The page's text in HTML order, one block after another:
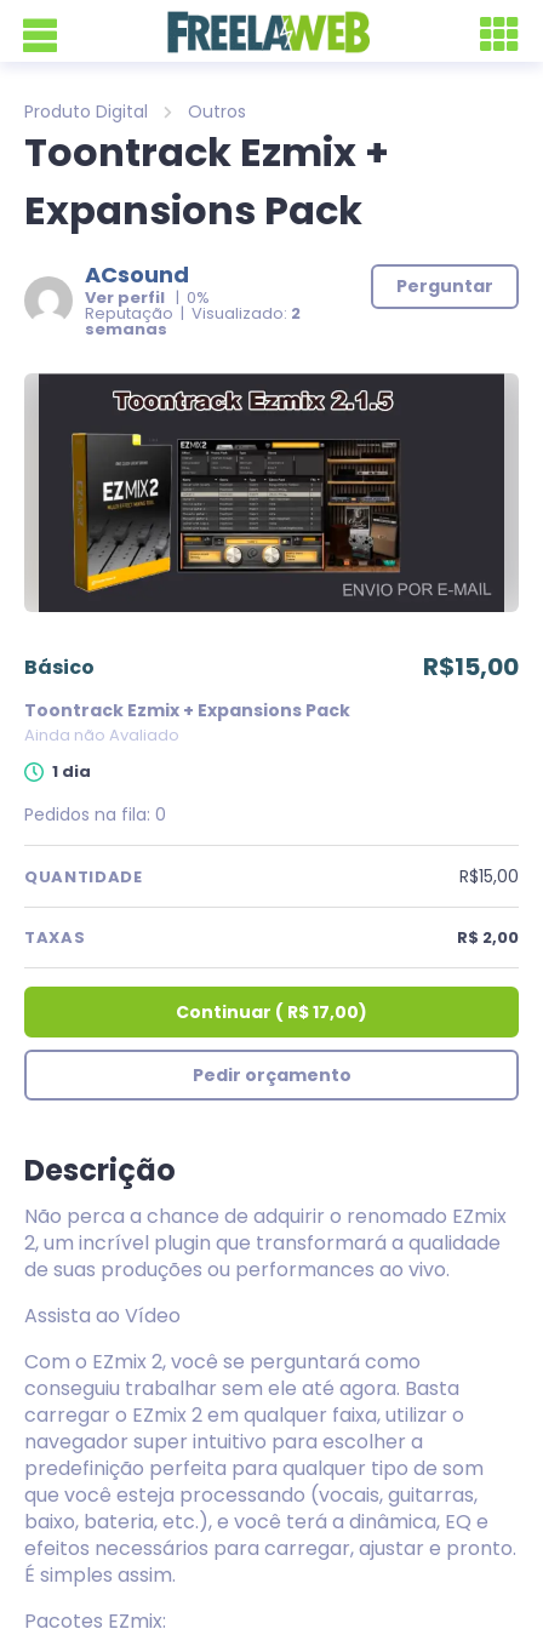
Produto Digital Outros
Toontrack Ezmix +
Expansions Pack
ACsound
Ver perfil | 0%
Reputação | Visualizado: 2
semanas
Perguntar
básico R$15,00
Toontrack Ezmix + Expansions Pack
Ainda não Avaliado
1 dia
Pedidos na fila: 0
QUANTIDADE R$15,00
TAXAS R$ 2,00
Continuar ( R$ 17,00)
Pedir orçamento
Descrição
Não perca a chance de adquirir o renomado EZmix
2, um incrível plugin que transformará a qualidade
de suas produções ou performances ao vivo.
Assista ao Vídeo
Com o EZmix 2, você se perguntará como
conseguiu trabalhar sem ele até agora. Basta
carregar o EZmix 2 em qualquer faixa, utilizar o
navegador super intuitivo para escolher a
predefinição perfeita para qualquer tipo de som
que você esteja processando (vocais, guitarras,
baixo, bateria, etc.), e você terá a dinâmica, EQ e
efeitos necessários para carregar, ajustar e pronto.
É simples assim.
Pacotes EZmix: